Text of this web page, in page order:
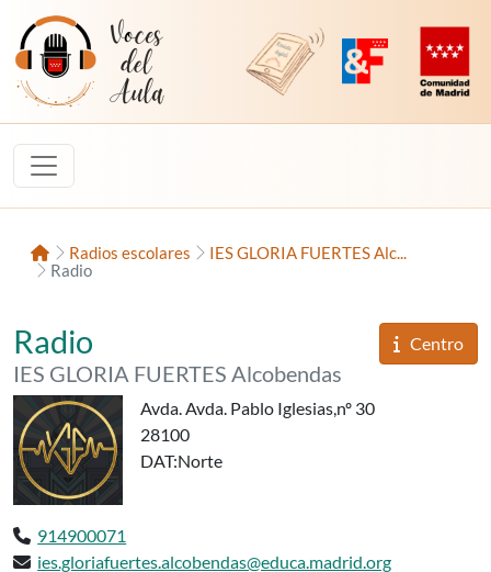
Saltar al contenido
Voces del Aula
Revista Digital de EducaMadrid
Plataforma de
InicioRadios escolares
IES GLORIA FUERTES Alc...
Radio
del
Centro
«Radio Gloria Fuertes»,
Radio
IES GLORIA FUERTES Alcobendas
Avda. Avda. Pablo Iglesias,nº 30
28100
DAT:Norte
Teléfono:
914900071
Email:ies.gloriafuertes.alcobendas@educa.madrid.org